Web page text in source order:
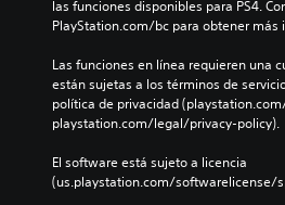
las funciones disponibles para PS4.
PlayStation.com/bc para obtener más
Las funciones en línea requieren una
están sujetas a los términos de
política de privacidad
playstation.com/legal/privacy-policy).
El software está sujeto a licencia
(us.playstation.com/softwarelicense/